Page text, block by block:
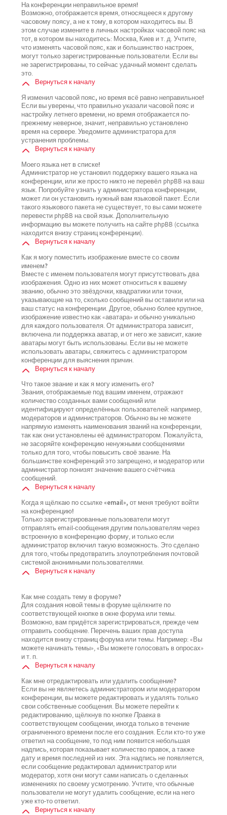
На конференции неправильное время!
Возможно, отображается время, относящееся к другому
часовому поясу, а не к тому, в котором находитесь вы. В
этом случае измените в личных настройках часовой пояс на
тот, в котором вы находитесь: Москва, Киев и т. д. Учтите,
что изменять часовой пояс, как и большинство настроек,
могут только зарегистрированные пользователи. Если вы
не зарегистрированы, то сейчас удачный момент сделать
это.
Вернуться к началу
Я изменил часовой пояс, но время всё равно неправильное!
Если вы уверены, что правильно указали часовой пояс и
настройку летнего времени, но время отображается по-
прежнему неверное, значит, неправильно установлено
время на сервере. Уведомите администратора для
устранения проблемы.
Вернуться к началу
Моего языка нет в списке!
Администратор не установил поддержку вашего языка на
конференции, или же просто никто не перевёл phpBB на ваш
язык. Попробуйте узнать у администратора конференции,
может ли он установить нужный вам языковой пакет. Если
такого языкового пакета не существует, то вы сами можете
перевести phpBB на свой язык. Дополнительную
информацию вы можете получить на сайте phpBB (ссылка
находится внизу страниц конференции).
Вернуться к началу
Как я могу поместить изображение вместе со своим
именем?
Вместе с именем пользователя могут присутствовать два
изображения. Одно из них может относиться к вашему
званию, обычно это звёздочки, квадратики или точки,
указывающие на то, сколько сообщений вы оставили или на
ваш статус на конференции. Другое, обычно более крупное,
изображение известно как «аватара» и обычно уникально
для каждого пользователя. От администратора зависит,
включена ли поддержка аватар, и от него же зависит, какие
аватары могут быть использованы. Если вы не можете
использовать аватары, свяжитесь с администратором
конференции для выяснения причин.
Вернуться к началу
Что такое звание и как я могу изменить его?
Звания, отображаемые под вашим именем, отражают
количество созданных вами сообщений или
идентифицируют определённых пользователей: например,
модераторов и администраторов. Обычно вы не можете
напрямую изменять наименования званий на конференции,
так как они установлены её администратором. Пожалуйста,
не засоряйте конференцию ненужными сообщениями
только для того, чтобы повысить своё звание. На
большинстве конференций это запрещено, и модератор или
администратор понизят значение вашего счётчика
сообщений.
Вернуться к началу
Когда я щёлкаю по ссылке «email», от меня требуют войти
на конференцию!
Только зарегистрированные пользователи могут
отправлять email-сообщения другим пользователям через
встроенную в конференцию форму, и только если
администратор включил такую возможность. Это сделано
для того, чтобы предотвратить злоупотребления почтовой
системой анонимными пользователями.
Вернуться к началу
Как мне создать тему в форуме?
Для создания новой темы в форуме щёлкните по
соответствующей кнопке в окне форума или темы.
Возможно, вам придётся зарегистрироваться, прежде чем
отправить сообщение. Перечень ваших прав доступа
находится внизу страниц форума или темы. Например: «Вы
можете начинать темы», «Вы можете голосовать в опросах»
и т. п.
Вернуться к началу
Как мне отредактировать или удалить сообщение?
Если вы не являетесь администратором или модератором
конференции, вы можете редактировать и удалять только
свои собственные сообщения. Вы можете перейти к
редактированию, щёлкнув по кнопкеПравкав
соответствующем сообщении, иногда только в течение
ограниченного времени после его создания. Если кто-то уже
ответил на сообщение, то под ним появится небольшая
надпись, которая показывает количество правок, а также
дату и время последней из них. Эта надпись не появляется,
если сообщение редактировал администратор или
модератор, хотя они могут сами написать о сделанных
изменениях по своему усмотрению. Учтите, что обычные
пользователи не могут удалить сообщение, если на него
уже кто-то ответил.
Вернуться к началу